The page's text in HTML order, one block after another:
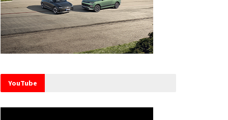
YouTube